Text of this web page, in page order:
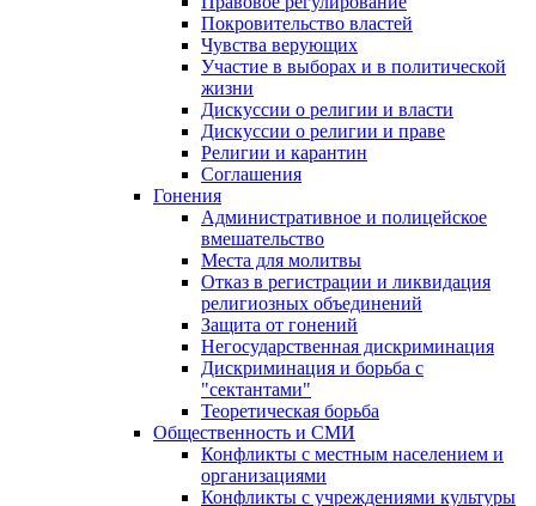
Покровительство властей
Чувства верующих
Участие в выборах и в политической
жизни
Дискуссии о религии и власти
Дискуссии о религии и праве
Религии и карантин
Соглашения
Гонения
Административное и полицейское
вмешательство
Места для молитвы
Отказ в регистрации и ликвидация
религиозных объединений
Защита от гонений
Негосударственная дискриминация
Дискриминация и борьба с
"сектантами"
Теоретическая борьба
Общественность и СМИ
Конфликты с местным населением и
организациями
Конфликты с учреждениями культуры